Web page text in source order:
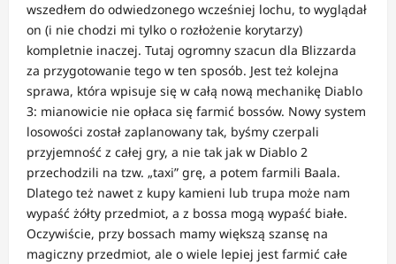
wszedłem do odwiedzonego wcześniej lochu, to wyglądał
on (i nie chodzi mi tylko o rozłożenie korytarzy)
kompletnie inaczej. Tutaj ogromny szacun dla Blizzarda
za przygotowanie tego w ten sposób. Jest też kolejna
sprawa, która wpisuje się w całą nową mechanikę Diablo
3: mianowicie nie opłaca się farmić bossów. Nowy system
losowości został zaplanowany tak, byśmy czerpali
przyjemność z całej gry, a nie tak jak w Diablo 2
przechodzili na tzw. „taxi” grę, a potem farmili Baala.
Dlatego też nawet z kupy kamieni lub trupa może nam
wypaść żółty przedmiot, a z bossa mogą wypaść białe.
Oczywiście, przy bossach mamy większą szansę na
magiczny przedmiot, ale o wiele lepiej jest farmić całe